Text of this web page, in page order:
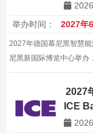
举办时间：
2027年
2027年德国慕尼黑智慧
尼黑新国际博览中心举办
术，汇聚全球3008家展
2027
ICE